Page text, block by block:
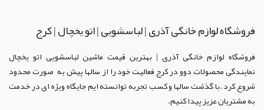
فروشگاه لوازم خانگی آذری | لباسشویی | اتو یخچال | کرج
فروشگاه لوازم خانگی آذری | بهترین قیمت ماشین لباسشویی اتو یخچال
نمایندگی محصولات دوو در کرجفعالیت خود را از سالها پیش به صورت محدود
شروع کرد .با گذشت سالها و کسب تجربه توانسته ایم جایگاه ویژه ای در خدمت
به مشتریان عزیز پیدا کنیم.